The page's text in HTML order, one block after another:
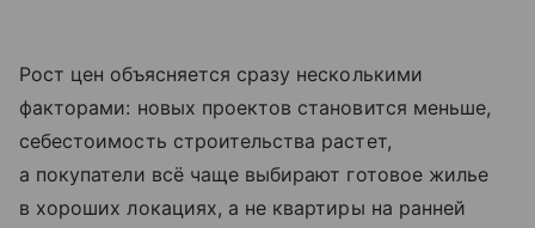
Рост цен объясняется сразу несколькими
факторами: новых проектов становится меньше,
себестоимость строительства растет,
а покупатели всё чаще выбирают готовое жилье
в хороших локациях, а не квартиры на ранней